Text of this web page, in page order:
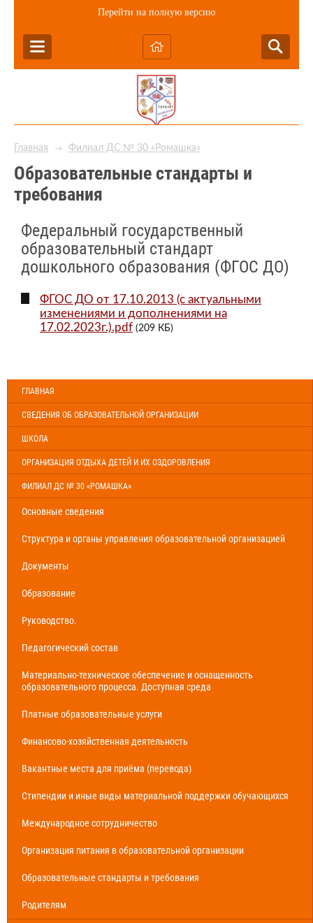
Перейти на полную версию
Главная → Филиал ДС № 30 «Ромашка»
Образовательные стандарты и
требования
Федеральный государственный
образовательный стандарт
дошкольного образования (ФГОС ДО)
ФГОС ДО от 17.10.2013 (с актуальными
изменениями и дополнениями на
17.02.2023г.).pdf (209 КБ)
ГЛАВНАЯ
СВЕДЕНИЯ ОБ ОБРАЗОВАТЕЛЬНОЙ ОРГАНИЗАЦИИ
ШКОЛА
ОРГАНИЗАЦИЯ ОТДЫХА ДЕТЕЙ И ИХ ОЗДОРОВЛЕНИЯ
ФИЛИАЛ ДС № 30 «РОМАШКА»
Основные сведения
Структура и органы управления образовательной организацией
Документы
Образование
Руководство.
Педагогический состав
Материально-техническое обеспечение и оснащенность
образовательного процесса. Доступная среда
Платные образовательные услуги
Финансово-хозяйственная деятельность
Вакантные места для приёма (перевода)
Стипендии и иные виды материальной поддержки обучающихся
Международное сотрудничество
Организация питания в образовательной организации
Образовательные стандарты и требования
Родителям